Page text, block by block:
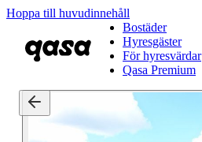
Hoppa till huvudinnehåll
Bostäder
Hyresgäster
För hyresvärdar
Qasa Premium